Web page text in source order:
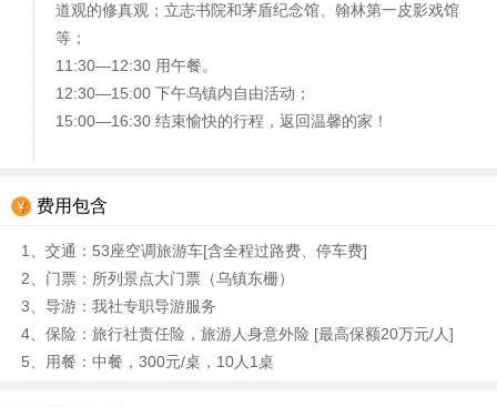
道观的修真观；立志书院和茅盾纪念馆、翰林第一皮影戏馆
等；
11:30—12:30 用午餐。
12:30—15:00 下午乌镇内自由活动；
15:00—16:30 结束愉快的行程，返回温馨的家！
费用包含
1、交通：53座空调旅游车[含全程过路费、停车费]
2、门票：所列景点大门票（乌镇东栅）
3、导游：我社专职导游服务
4、保险：旅行社责任险，旅游人身意外险 [最高保额20万元/人]
5、用餐：中餐，300元/桌，10人1桌